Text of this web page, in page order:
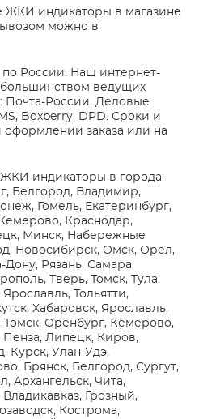
ЖКИ индикаторы в магазине
можно в
России. Наш интернет-
большинством ведущих
Почта-России, Деловые
Boxberry, DPD. Сроки и
оформлении заказа или на
ЖКИ индикаторы в города:
Белгород, Владимир,
Гомель, Екатеринбург,
Краснодар,
Минск, Набережные
Новосибирск, Омск, Орёл,
Дону, Рязань, Самара,
Тверь, Томск, Тула,
Тольятти,
Хабаровск, Ярославль,
Томск, Оренбург, Кемерово,
Пенза, Липецк, Киров,
Курск, Улан-Удэ,
Брянск, Белгород, Сургут,
Архангельск, Чита,
Грозный,
Кострома,